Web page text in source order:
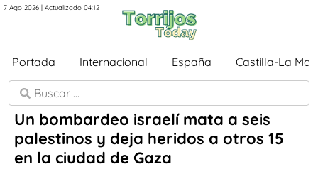
7 Ago 2026 | Actualizado 04:12
Portada Internacional España Castilla-La
Un bombardeo israelí mata a seis
palestinos y deja heridos a otros 15
en la ciudad de Gaza